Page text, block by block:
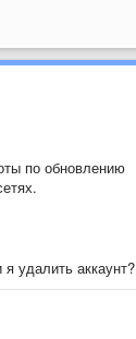
по обновлению
удалить аккаунт?